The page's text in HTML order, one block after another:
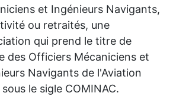
et Ingénieurs Navigants,
ou retraités, une
qui prend le titre de
des Officiers Mécaniciens et
Navigants de l'Aviation
le sigle COMINAC.